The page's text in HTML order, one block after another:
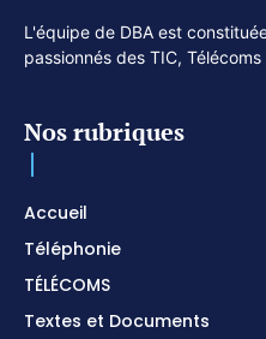
L'équipe de DBA est
passionnés des TIC,
Nos rubriques
Accueil
Téléphonie
TÉLÉCOMS
Textes et Documents